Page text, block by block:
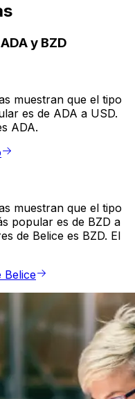
y BZD
muestran que el tipo
es de ADA a USD.
ADA.
muestran que el tipo
popular es de BZD a
de Belice es BZD. El
Belice